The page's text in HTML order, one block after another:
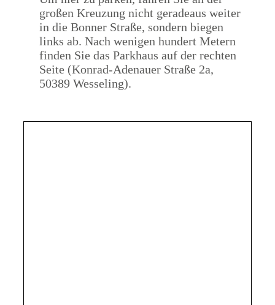
großen Kreuzung nicht geradeaus weiter
in die Bonner Straße, sondern biegen
links ab. Nach wenigen hundert Metern
finden Sie das Parkhaus auf der rechten
Seite (Konrad-Adenauer Straße 2a,
50389 Wesseling).